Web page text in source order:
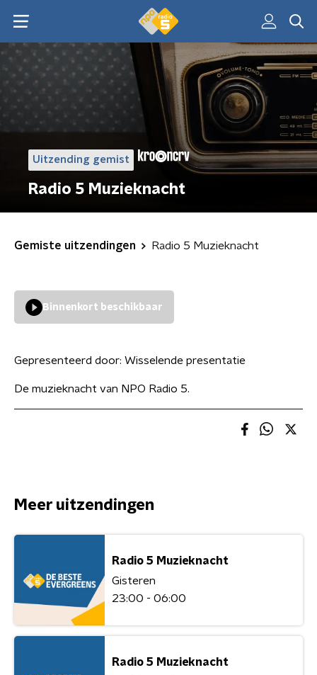
Uitzending gemist
Radio 5 Muzieknacht
Gemiste uitzendingen Radio 5 Muzieknacht
Binnenkort beschikbaar
Gepresenteerd door: Wisselende presentatie
De muzieknacht van NPO Radio 5.
Meer uitzendingen
Radio 5 Muzieknacht
Gisteren
23:00 - 06:00
Radio 5 Muzieknacht